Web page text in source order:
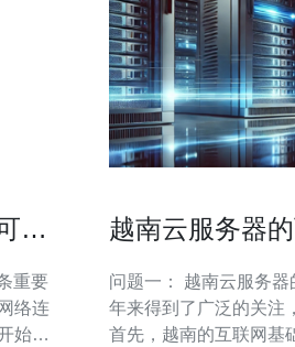
靠
重要
络连
始关
越南云服务器
问题一： 越南云服务
年来得到了广泛的关注
首先，越南的互联网基